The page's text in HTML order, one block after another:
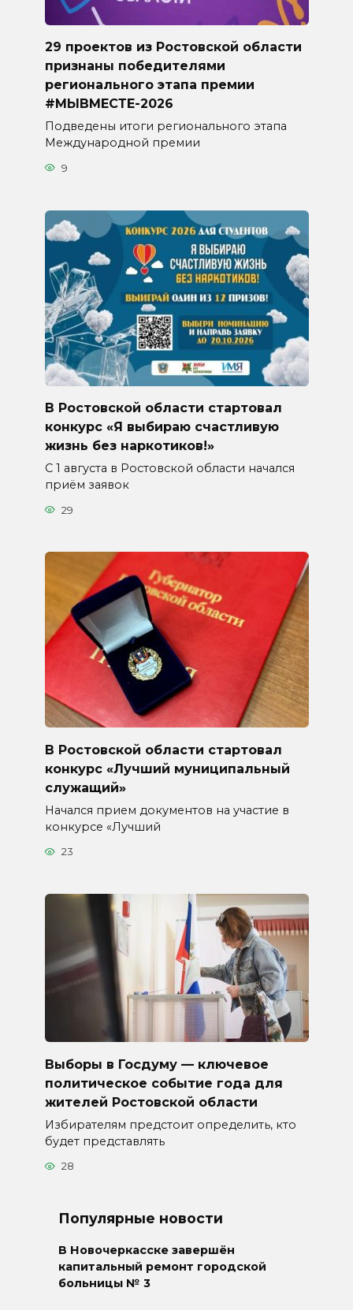
29 проектов из Ростовской области
признаны победителями
регионального этапа премии
#МЫВМЕСТЕ-2026
Подведены итоги регионального этапа
Международной премии
9
В Ростовской области стартовал
конкурс «Я выбираю счастливую
жизнь без наркотиков!»
С 1 августа в Ростовской области начался
приём заявок
29
В Ростовской области стартовал
конкурс «Лучший муниципальный
служащий»
Начался прием документов на участие в
конкурсе «Лучший
23
Выборы в Госдуму — ключевое
политическое событие года для
жителей Ростовской области
Избирателям предстоит определить, кто
будет представлять
28
Популярные новости
В Новочеркасске завершён
капитальный ремонт городской
больницы № 3